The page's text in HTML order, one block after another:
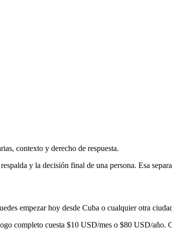
contexto y derecho de respuesta.
y la decisión final de una persona. Esa
empezar hoy desde Cuba o cualquier otra
completo cuesta $10 USD/mes o $80 USD/año.